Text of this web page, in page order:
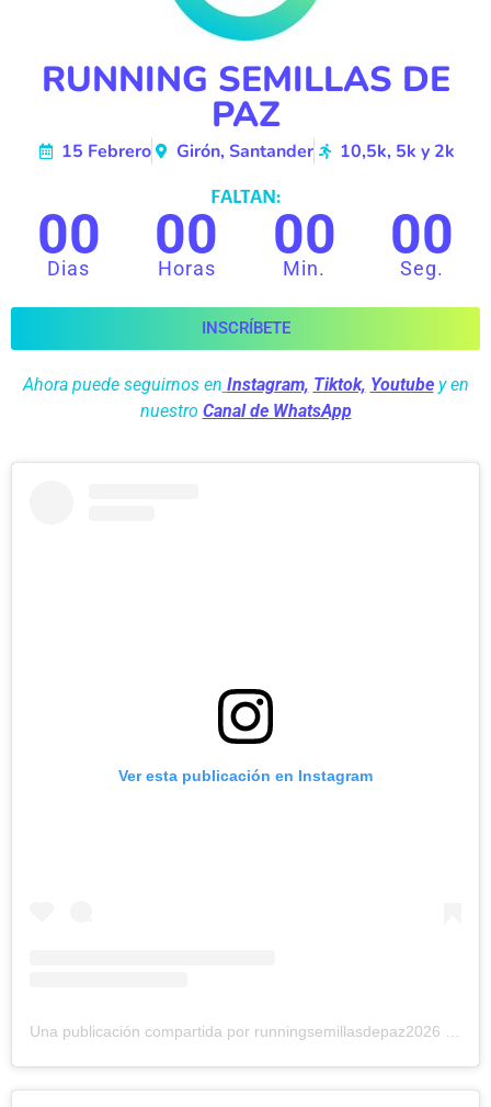
RUNNING SEMILLAS DE
PAZ
15 Febrero Girón, Santander 10,5k, 5k y 2k
FALTAN:
00
Dias
00
Horas
00
Min.
00
Seg.
INSCRÍBETE
Ahora puede seguirnos en Instagram, Tiktok, Youtubey en
nuestro Canal de WhatsApp
Ver esta publicación en Instagram